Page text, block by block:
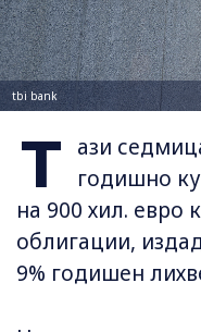
tbi bank
Т
ази
годишно
на 900 хил. евро
облигации,
9% годишен